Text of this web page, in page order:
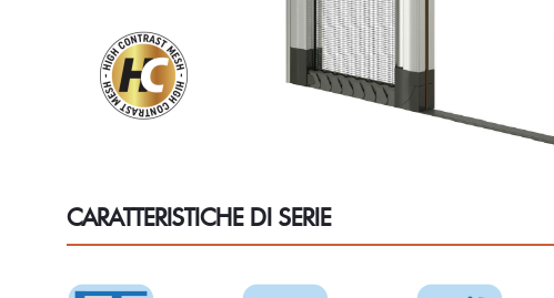
CARATTERISTICHE DI SERIE